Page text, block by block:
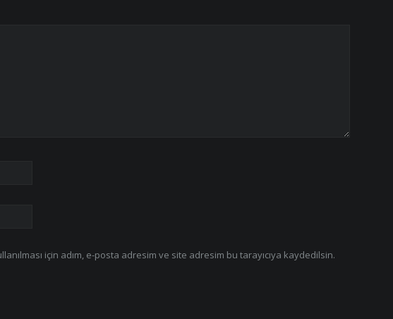
için adım, e-posta adresim ve site adresim bu tarayıcıya kaydedilsin.